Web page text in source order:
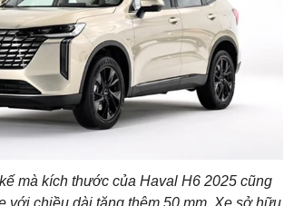
mà kích thước của Haval H6 2025 cũng
với chiều dài tăng thêm 50 mm. Xe sở hữu